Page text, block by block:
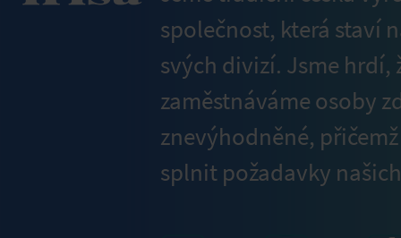
společnost, která staví
svých divizí. Jsme
zaměstnáváme osoby
znevýhodněné,
splnit požadavky